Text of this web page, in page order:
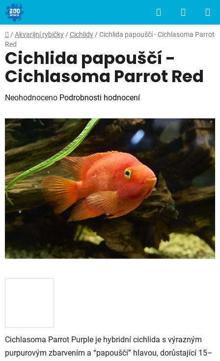
Přejít
na
obsah
Hledat
KOŠÍK
Domů
/ Akvarijní rybičky / Cichlidy / Cichlida papouščí - Cichlasoma Parrot
Red
Cichlasoma Parrot Purple je hybridní cichlida s výrazným
purpurovým zbarvením a “papouščí” hlavou, dorůstající 15–
Cichlida papouščí -
Cichlasoma Parrot Red
Průměrné
produktu
je
0,0
z
5
hvězdiček.
Neohodnoceno Podrobnosti hodnocení